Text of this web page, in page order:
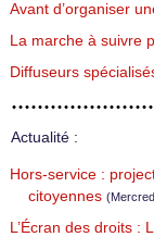
Avant d’organiser
La marche à suivre
Diffuseurs
Actualité :
Hors-service :
citoyennes
L’Écran des droits